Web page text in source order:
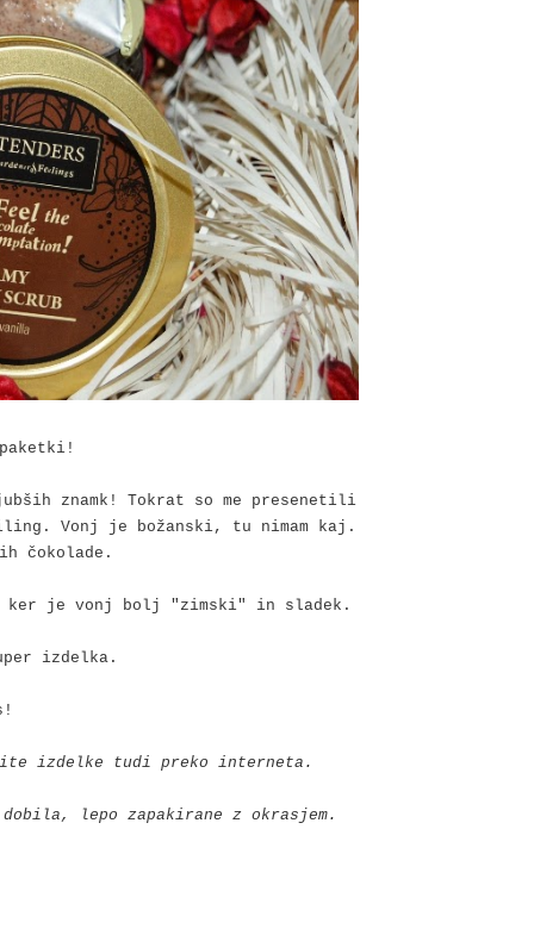
znamk! Tokrat so me presenetili
Vonj je božanski, tu nimam kaj.
čokolade.
ker je vonj bolj "zimski" in sladek.
izdelka.
izdelke tudi preko interneta.
lepo zapakirane z okrasjem.